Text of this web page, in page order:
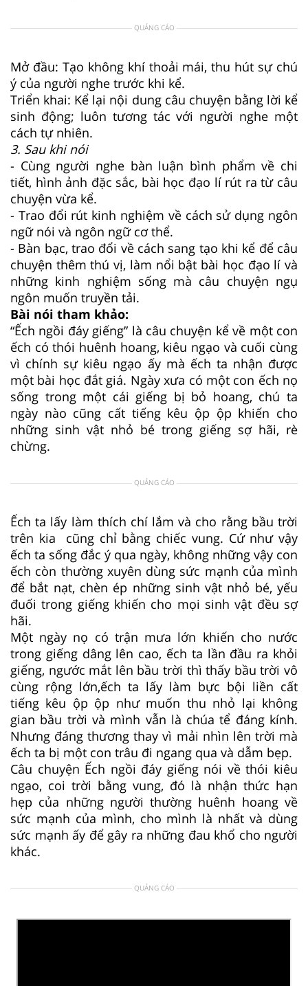
QUẢNG CÁO
Mở đầu: Tạo không khí thoải mái, thu hút sự chú
ý của người nghe trước khi kể.
Triển khai: Kể lại nội dung câu chuyện bằng lời kể
sinh động; luôn tương tác với người nghe một
cách tự nhiên.
3. Sau khi nói
- Cùng người nghe bàn luận bình phẩm về chi
tiết, hình ảnh đặc sắc, bài học đạo lí rút ra từ câu
chuyện vừa kể.
- Trao đổi rút kinh nghiệm về cách sử dụng ngôn
ngữ nói và ngôn ngữ cơ thể.
- Bàn bạc, trao đổi về cách sang tạo khi kể để câu
chuyện thêm thú vị, làm nổi bật bài học đạo lí và
những kinh nghiệm sống mà câu chuyện ngụ
ngôn muốn truyền tải.
Bài nói tham khảo:
“Ếch ngồi đáy giếng” là câu chuyện kể về một con
ếch có thói huênh hoang, kiêu ngạo và cuối cùng
vì chính sự kiêu ngạo ấy mà ếch ta nhận được
một bài học đắt giá. Ngày xưa có một con ếch nọ
sống trong một cái giếng bị bỏ hoang, chú ta
ngày nào cũng cất tiếng kêu ộp ộp khiến cho
những sinh vật nhỏ bé trong giếng sợ hãi, rè
chừng.
QUẢNG CÁO
Ếch ta lấy làm thích chí lắm và cho rằng bầu trời
trên kia cũng chỉ bằng chiếc vung. Cứ như vậy
ếch ta sống đắc ý qua ngày, không những vậy con
ếch còn thường xuyên dùng sức mạnh của mình
để bắt nạt, chèn ép những sinh vật nhỏ bé, yếu
đuối trong giếng khiến cho mọi sinh vật đều sợ
hãi.
Một ngày nọ có trận mưa lớn khiến cho nước
trong giếng dâng lên cao, ếch ta lần đầu ra khỏi
giếng, ngước mắt lên bầu trời thì thấy bầu trời vô
cùng rộng lớn,ếch ta lấy làm bực bội liền cất
tiếng kêu ộp ộp như muốn thu nhỏ lại không
gian bầu trời và mình vẫn là chúa tể đáng kính.
Nhưng đáng thương thay vì mải nhìn lên trời mà
ếch ta bị một con trâu đi ngang qua và dẫm bẹp.
Câu chuyện Ếch ngồi đáy giếng nói về thói kiêu
ngạo, coi trời bằng vung, đó là nhận thức hạn
hẹp của những người thường huênh hoang về
sức mạnh của mình, cho mình là nhất và dùng
sức mạnh ấy để gây ra những đau khổ cho người
khác.
QUẢNG CÁO